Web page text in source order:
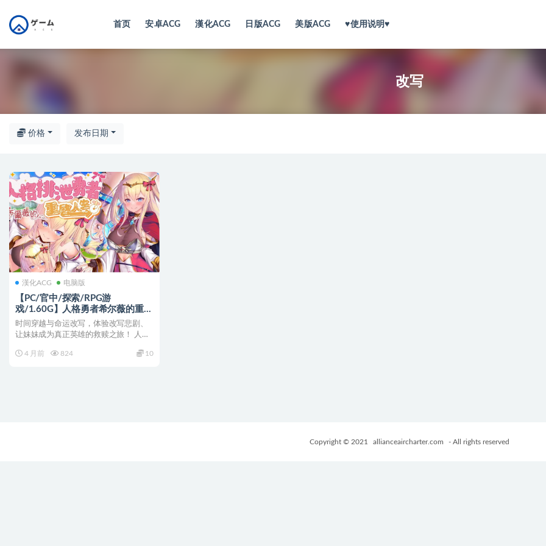
首页 安卓ACG 漢化ACG 日版ACG 美版ACG ♥使用说明♥
改写
价格 发布日期
漢化ACG 电脑版
【PC/官中/探索/RPG游
戏/1.60G】人格勇者希尔薇的重启
人生 （人格勇者シルヴィのやり直
し） 官中步兵版+全回想存档+探
时间穿越与命运改写，体验改写悲剧、
让妹妹成为真正英雄的救赎之旅！ 人格
4 月前
824 10
Copyright © 2021 allianceaircharter.com - All rights reserved